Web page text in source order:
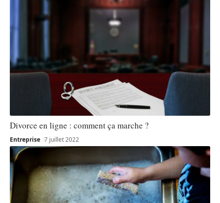
Divorce en ligne : comment ça marche ?
Entreprise 7 juillet 2022